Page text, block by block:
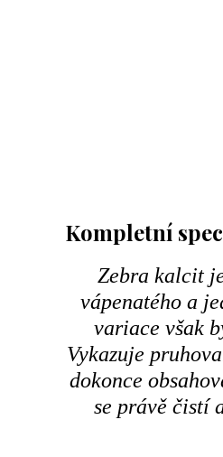
Kompletní
Zebra kalcit
vápenatého a
variace však
Vykazuje
dokonce
se právě čistí